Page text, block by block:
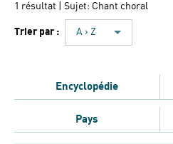
1 résultat | Sujet: Chant choral
Trier par : A › Z
Encyclopédie
Pays